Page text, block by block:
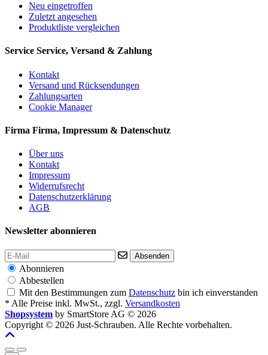
Neu eingetroffen
Zuletzt angesehen
Produktliste vergleichen
Service Service, Versand & Zahlung
Kontakt
Versand und Rücksendungen
Zahlungsarten
Cookie Manager
Firma Firma, Impressum & Datenschutz
Über uns
Kontakt
Impressum
Widerrufsrecht
Datenschutzerklärung
AGB
Newsletter abonnieren
Absenden
Abonnieren
Abbestellen
Mit den Bestimmungen zum Datenschutz bin ich einverstanden
* Alle Preise inkl. MwSt., zzgl. Versandkosten
Shopsystem by SmartStore AG © 2026
Copyright © 2026 Just-Schrauben. Alle Rechte vorbehalten.